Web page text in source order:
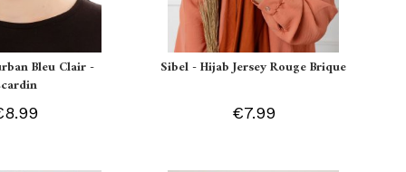
Bleu Clair -
Sibel - Hijab Jersey Rouge Brique
€7.99